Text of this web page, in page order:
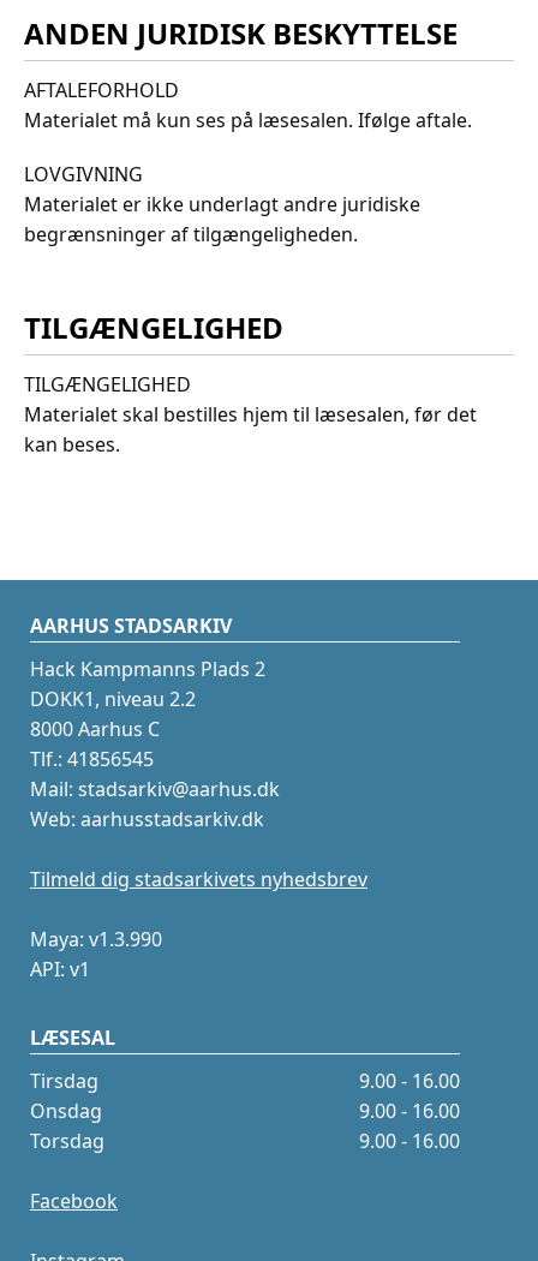
ANDEN JURIDISK BESKYTTELSE
AFTALEFORHOLD
Materialet må kun ses på læsesalen. Ifølge aftale.
LOVGIVNING
Materialet er ikke underlagt andre juridiske
begrænsninger af tilgængeligheden.
TILGÆNGELIGHED
TILGÆNGELIGHED
Materialet skal bestilles hjem til læsesalen, før det
kan beses.
AARHUS STADSARKIV
Hack Kampmanns Plads 2
DOKK1, niveau 2.2
8000 Aarhus C
Tlf.: 41856545
Mail: stadsarkiv@aarhus.dk
Web: aarhusstadsarkiv.dk
Tilmeld dig stadsarkivets nyhedsbrev
Maya: v1.3.990
API: v1
LÆSESAL
Tirsdag
9.00 - 16.00
Onsdag
9.00 - 16.00
Torsdag
9.00 - 16.00
Facebook